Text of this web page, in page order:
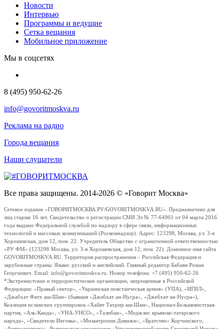
Новости
Интервью
Программы и ведущие
Сетка вещания
Мобильное приложение
Мы в соцсетях
8 (495) 950-62-26
info@govoritmoskva.ru
Реклама на радио
Города вещания
Наши слушатели
Все права защищены. 2014-2026 © «Говорит Москва»
Сетевое издание «ГОВОРИТМОСКВА.РУ/GOVORITMOSKVA.RU». Предназначено для
лиц старше 16 лет. Свидетельство о регистрации СМИ Эл № 77-64961 от 04 марта 2016
года выдано Федеральной службой по надзору в сфере связи, информационных
технологий и массовых коммуникаций (Роскомнадзор). Адрес: 123298, Москва, ул. 3-я
Хорошевская, дом 12, пом. 22. Учредитель Общество с ограниченной ответственностью
«РУ ФМ» (123298 Москва, ул. 3-я Хорошевская, дом 12, пом. 22). Доменное имя сайта
GOVORITMOSKVA.RU. Территория распространения – Российская Федерация и
зарубежные страны. Языки: русский и английский. Главный редактор Бабаян Роман
Георгиевич. Email: info@govoritmoskva.ru. Номер телефона: +7 (495) 950-62-26
*Экстремистские и террористические организации, запрещенные в Российской
Федерации: «Правый сектор», «Украинская повстанческая армия» (УПА), «ИГИЛ»,
«Джабхат Фатх аш-Шам» (бывшая «Джабхат ан-Нусра», «Джебхат ан-Нусра»),
Коалиция исламских группировок «Хайят Тахрир аш-Шам», Национал-Большевистская
партия, «Аль-Каида», «УНА-УНСО», «Талибан», «Меджлис крымско-татарского
народа», «Свидетели Иеговы», «Мизантропик Дивижн», «Братство» Корчинского,